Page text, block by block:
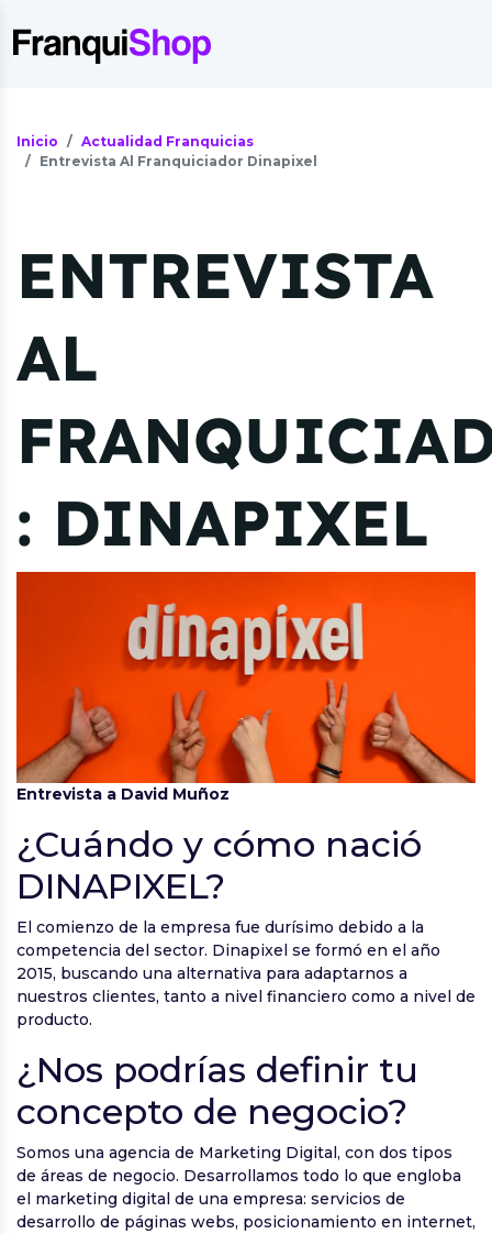
Inicio
Actualidad Franquicias
Entrevista Al Franquiciador Dinapixel
ENTREVISTA
AL
: DINAPIXEL
Entrevista a David Muñoz
¿Cuándo y cómo nació
DINAPIXEL?
El comienzo de la empresa fue durísimo debido a la
competencia del sector. Dinapixel se formó en el año
2015, buscando una alternativa para adaptarnos a
nuestros clientes, tanto a nivel financiero como a nivel de
producto.
¿Nos podrías definir tu
concepto de negocio?
Somos una agencia de Marketing Digital, con dos tipos
de áreas de negocio. Desarrollamos todo lo que engloba
el marketing digital de una empresa: servicios de
desarrollo de páginas webs, posicionamiento en internet,